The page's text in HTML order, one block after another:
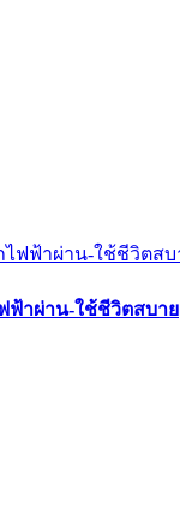
ฟ้าผ่าน-ใช้ชีวิตสบาย